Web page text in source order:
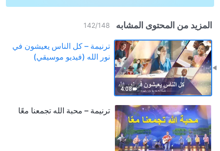
المزيد من المحتوى المشابه 142/148
4:08
ترنيمة – كل الناس يعيشون في
نور الله (فيديو موسيقي)
ترنيمة – محبة الله تجمعنا معًا